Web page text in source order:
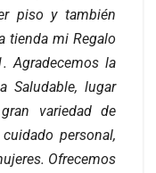
piso y también
tienda mi Regalo
Agradecemos la
Saludable, lugar
variedad de
personal,
Ofrecemos